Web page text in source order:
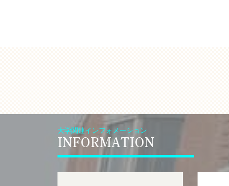
大学関連インフォメーション
INFORMATION